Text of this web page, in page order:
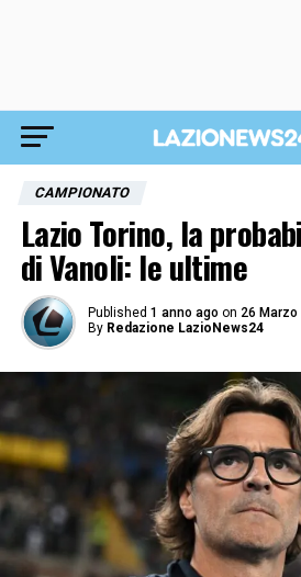
CAMPIONATO
Lazio Torino, la
di Vanoli: le ultime
Published 1 anno ago on 26 Marzo
By Redazione LazioNews24